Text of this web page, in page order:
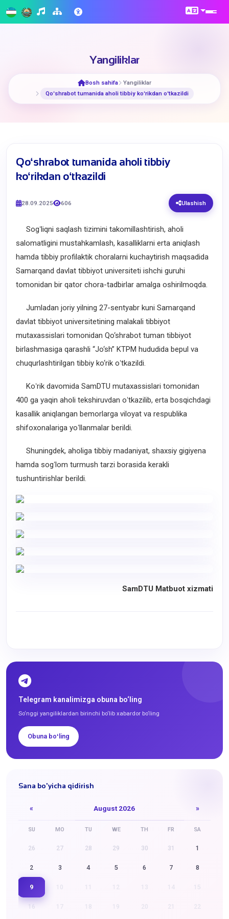
Yangiliklar
Bosh sahifa
Yangiliklar
Qoʻshrabot tumanida aholi tibbiy koʻrikdan oʻtkazildi
Qoʻshrabot tumanida aholi tibbiy
koʻrikdan oʻtkazildi
28.09.2025 606 Ulashish
Sogʻliqni saqlash tizimini takomillashtirish, aholi
salomatligini mustahkamlash, kasalliklarni erta aniqlash
hamda tibbiy profilaktik choralarni kuchaytirish maqsadida
Samarqand davlat tibbiyot universiteti ishchi guruhi
tomonidan bir qator chora-tadbirlar amalga oshirilmoqda.
Jumladan joriy yilning 27-sentyabr kuni Samarqand
davlat tibbiyot universitetining malakali tibbiyot
mutaxassislari tomonidan Qo‘shrabot tuman tibbiyot
birlashmasiga qarashli “Jo‘sh” KTPM hududida bepul va
chuqurlashtirilgan tibbiy ko‘rik oʻtkazildi.
Koʻrik davomida SamDTU mutaxassislari tomonidan
400 ga yaqin aholi tekshiruvdan oʻtkazilib, erta bosqichdagi
kasallik aniqlangan bemorlarga viloyat va respublika
shifoxonalariga yoʻllanmalar berildi.
Shuningdek, aholiga tibbiy madaniyat, shaxsiy gigiyena
hamda sogʻlom turmush tarzi borasida kerakli
tushuntirishlar berildi.
SamDTU Matbuot xizmati
Telegram kanalimizga obuna bo‘ling
So‘nggi yangiliklardan birinchi bo‘lib xabardor bo‘ling
Obuna boʻling
Sana bo'yicha qidirish
« August 2026 »
SU MO TU WE TH FR SA
26 27 28 29 30 31 1
2 3 4 5 6 7 8
9 15
16 21 22